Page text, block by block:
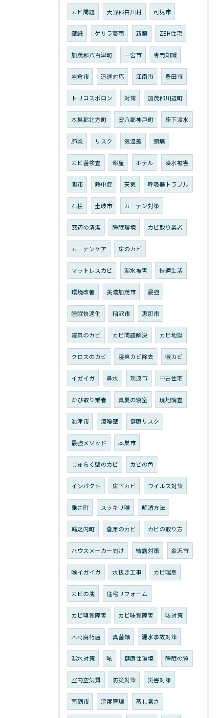
カビ問題 大野郡白川村 可児市
壁紙 ゲリラ豪雨 新築 ZEH住宅
加茂郡八百津町 一宮市 専門知識
岩倉市 迅速対応 江南市 豊田市
トリコスポロン 対策 加茂郡川辺町
本巣郡北方町 安八郡神戸町 床下浸水
肺炎 リスク 気温差 頭痛
カビ菌検査 部屋 ホテル 浸水被害
関市 熱中症 天気 呼吸器トラブル
石柱 土岐市 カーテン対策
窓辺の清潔 睡眠環境 カビ取り業者
カーテンケア 床のカビ
マットレスカビ 漏水被害 快適生活
環境改善 美濃加茂市 最強
睡眠快適化 稲沢市 恵那市
寝具のカビ カビ問題解決 カビ地獄
クロスのカビ 寝具カビ除去 喉カビ
イガイガ 鼻水 瑞浪市 中古住宅
かび取り業者 真夏の寝室 現地調査
海津市 漆喰壁 健康リスク
最強メソッド 本巣市
じゅらく壁のカビ カビの色
インパクト 床下カビ ウイルス対策
垂井町 スッキリ喉 解消方法
輪之内町 倉庫のカビ カビの取り方
ハウスメーカー向け 結露対策 金沢市
喉イガイガ 水抜き工事 カビ喘息
カビの塊 住宅リフォーム
カビ嗅覚障害 カビ味覚障害 咳対策
木材腐朽菌 真菌類 漏水事故対策
漏水対策 咳 健康住環境 睡眠の質
室内空気質 防災対策 災害対策
南砺市 湿度管理 蒸し暑さ